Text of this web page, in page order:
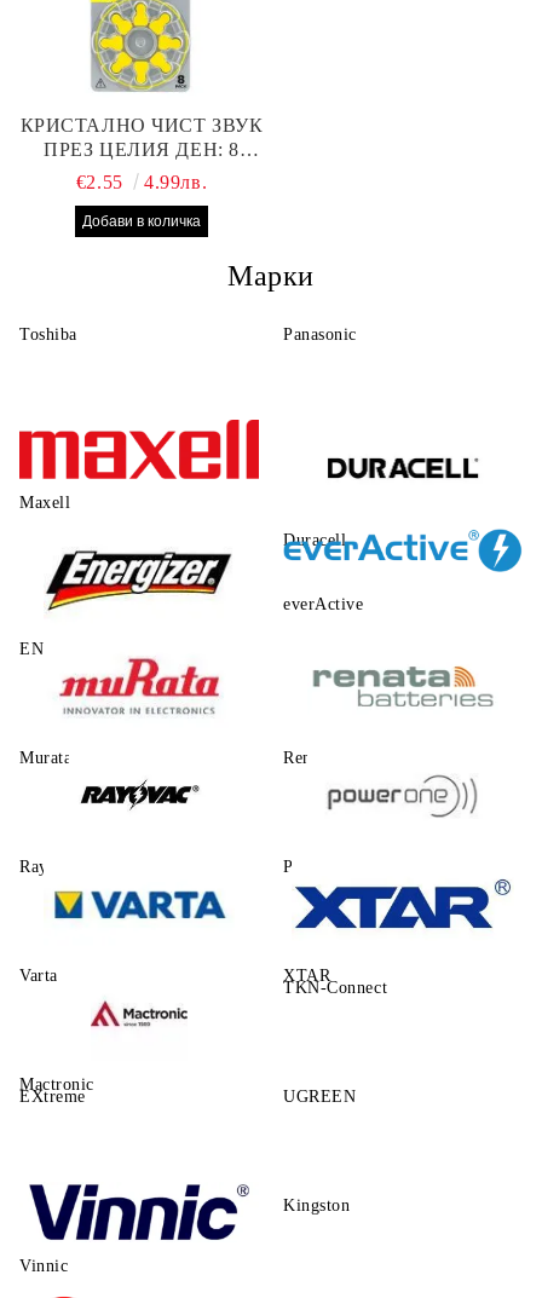
КРИСТАЛНО ЧИСТ ЗВУК
ПРЕЗ ЦЕЛИЯ ДЕН: 8
БРОЯ RAYOVAC EXTRA
АПАРАТ
€2.55 4.99лв.
Марки
Toshiba Panasonic
Maxell
Duracell
ENERGIZER
everActive
Murata Renata
Rayovac Power One
Varta XTAR
Mactronic
TKN-Connect
EXtreme UGREEN
Vinnic
Kingston